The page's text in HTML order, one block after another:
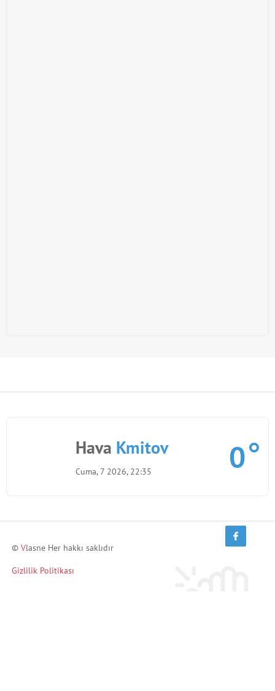
Hava Kmitov
Cuma, 7 2026, 22:35 0
© Vlasne Her hakkı saklıdır
Gizlilik Politikası